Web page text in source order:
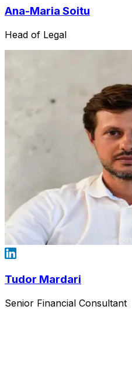
Ana-Maria Soitu
Head of Legal
Tudor Mardari
Senior Financial Consultant